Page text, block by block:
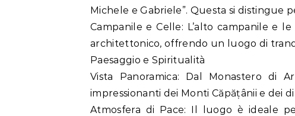
Michele e Gabriele”. Questa si distingue
Campanile e Celle: L’alto campanile e
architettonico, offrendo un luogo di
Paesaggio e Spiritualità
Vista Panoramica: Dal Monastero di
impressionanti dei Monti Căpățânii e dei
Atmosfera di Pace: Il luogo è ideale